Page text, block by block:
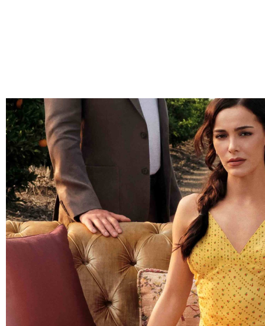
Barış Manço'nun mirasçıları mahkemede!